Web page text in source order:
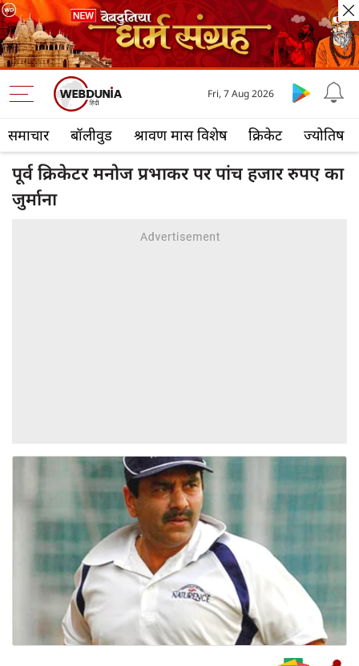
समाचार बॉलीवुड श्रावण मास विशेष क्रिकेट ज्योतिष
Fri, 7 Aug 2026
पूर्व क्रिकेटर मनोज प्रभाकर पर पांच हजार रुपए का
जुर्माना